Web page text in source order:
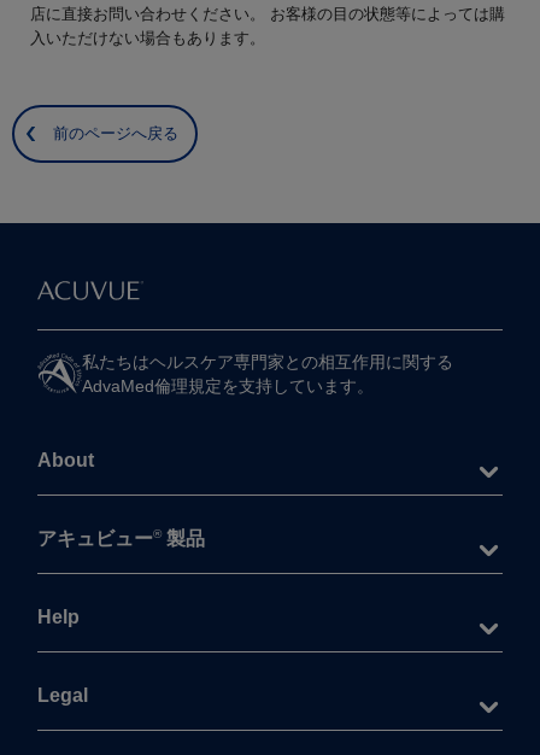
店に直接お問い合わせください。 お客様の目の状態等によっては購
入いただけない場合もあります。
前のページへ戻る
私たちは​ヘルスケア専門家との​相互作用に​関する​
AdvaMed倫理規定を​支持しています。
About
アキュビュー® 製品
Help
Legal